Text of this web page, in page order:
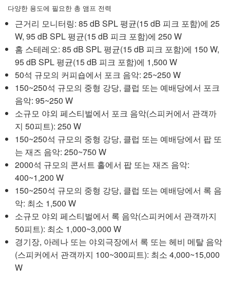
다양한 용도에 필요한 총 앰프 전력
근거리 모니터링: 85 dB SPL 평균(15 dB 피크 포함)에 25
W, 95 dB SPL 평균(15 dB 피크 포함)에 250 W
홈 스테레오: 85 dB SPL 평균(15 dB 피크 포함)에 150 W,
95 dB SPL 평균(15 dB 피크 포함)에 1,500 W
50석 규모의 커피숍에서 포크 음악: 25~250 W
150~250석 규모의 중형 강당, 클럽 또는 예배당에서 포크
음악: 95~250 W
소규모 야외 페스티벌에서 포크 음악(스피커에서 관객까
지 50피트): 250 W
150~250석 규모의 중형 강당, 클럽 또는 예배당에서 팝 또
는 재즈 음악: 250~750 W
2000석 규모의 콘서트 홀에서 팝 또는 재즈 음악:
400~1,200 W
150~250석 규모의 중형 강당, 클럽 또는 예배당에서 록 음
악: 최소 1,500 W
소규모 야외 페스티벌에서 록 음악(스피커에서 관객까지
50피트): 최소 1,000~3,000 W
경기장, 아레나 또는 야외극장에서 록 또는 헤비 메탈 음악
(스피커에서 관객까지 100~300피트): 최소 4,000~15,000
W